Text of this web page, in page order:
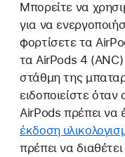
Μπορείτε να
για να
φορτίσετε τα
τα AirPods 4
στάθμη της
ειδοποιείστε
AirPods πρέπει να
έκδοση
πρέπει να